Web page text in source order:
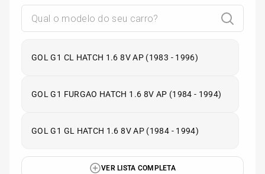
GOL G1 CL HATCH 1.6 8V AP (1983 - 1996)
GOL G1 FURGAO HATCH 1.6 8V AP (1984 - 1994)
GOL G1 GL HATCH 1.6 8V AP (1984 - 1994)
VER LISTA COMPLETA